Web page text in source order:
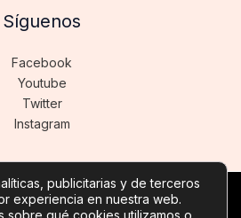
Síguenos
Facebook
Youtube
Twitter
Instagram
derechos reservados -
publicitarias y de terceros
experiencia en nuestra web.
sobre qué cookies utilizamos o